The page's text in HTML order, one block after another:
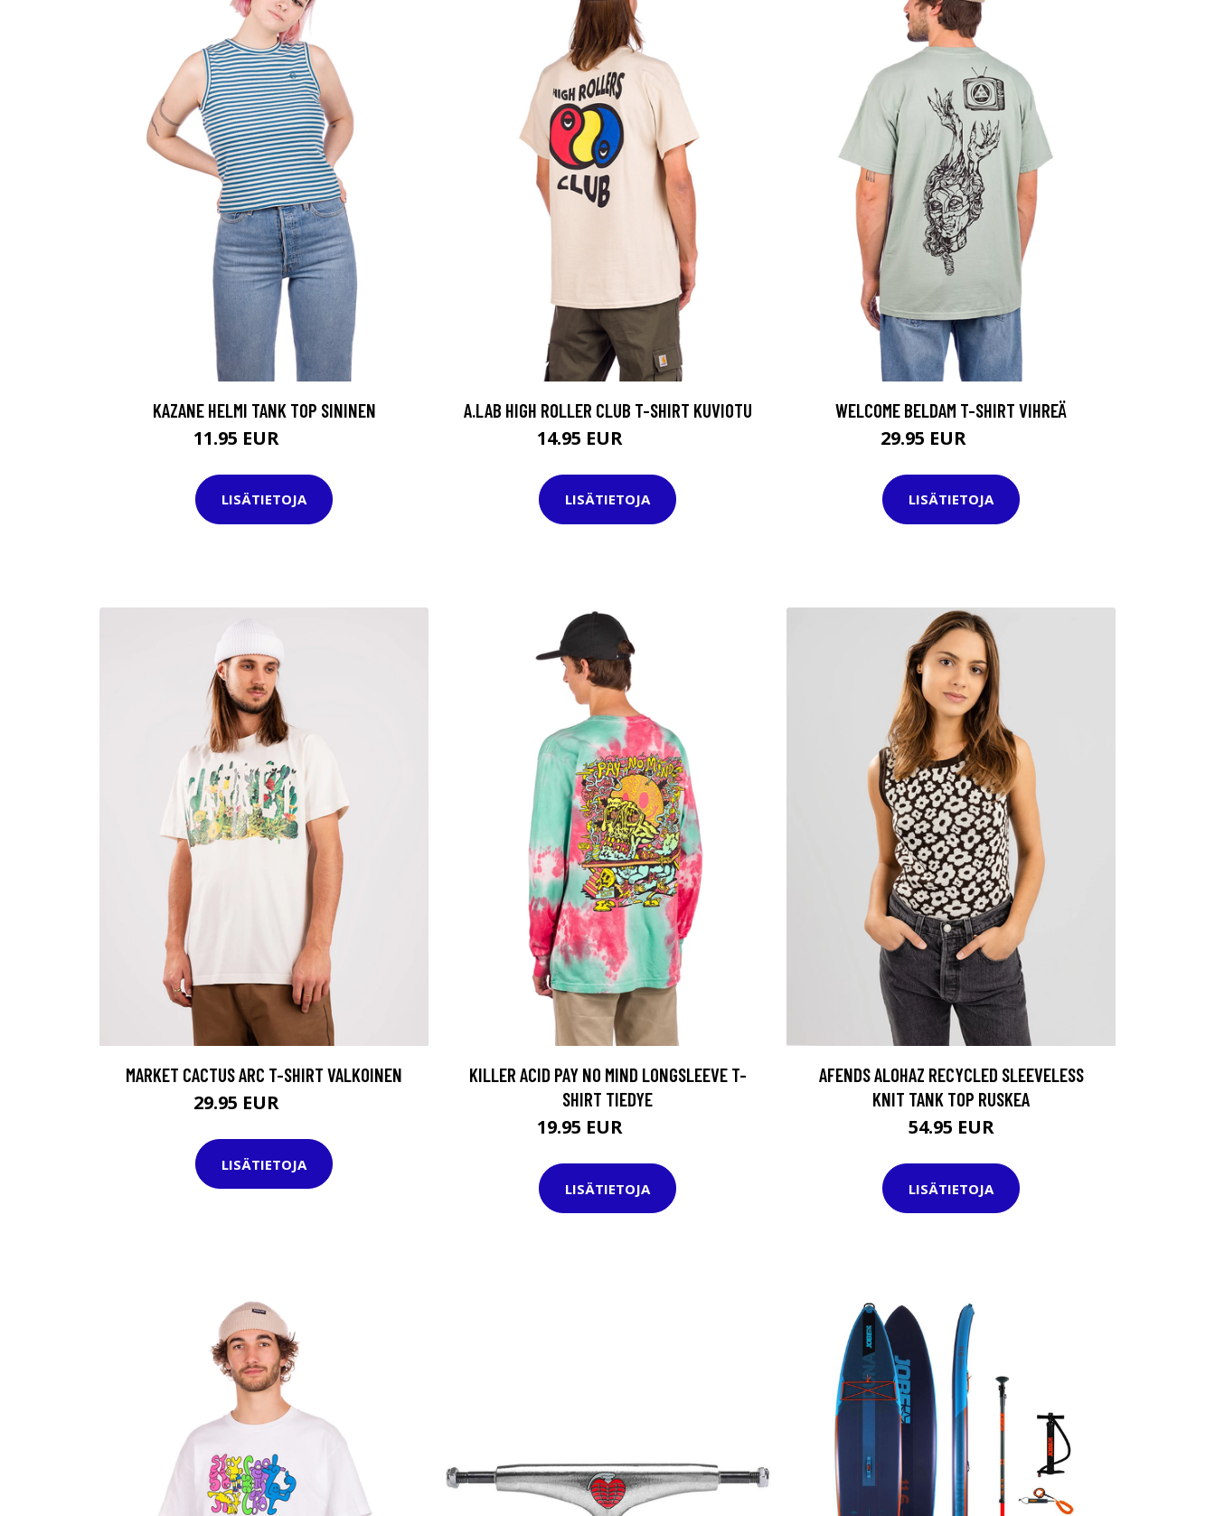
KAZANE HELMI TANK TOP SININEN
11.95 EUR
LISÄTIETOJA
A.LAB HIGH ROLLER CLUB T-SHIRT KUVIOTU
14.95 EUR
LISÄTIETOJA
WELCOME BELDAM T-SHIRT VIHREÄ
29.95 EUR
LISÄTIETOJA
MARKET CACTUS ARC T-SHIRT VALKOINEN
29.95 EUR
LISÄTIETOJA
KILLER ACID PAY NO MIND LONGSLEEVE T-
SHIRT TIEDYE
19.95 EUR
LISÄTIETOJA
AFENDS ALOHAZ RECYCLED SLEEVELESS
KNIT TANK TOP RUSKEA
54.95 EUR
LISÄTIETOJA